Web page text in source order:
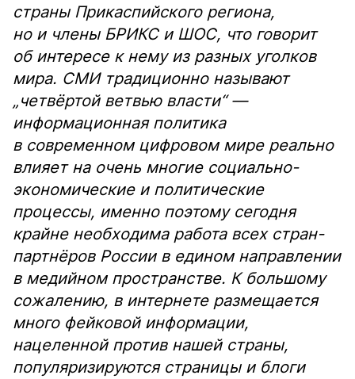
страны Прикаспийского региона,
но и члены БРИКС и ШОС, что говорит
об интересе к нему из разных уголков
мира. СМИ традиционно называют
„четвёртой ветвью власти“ —
информационная политика
в современном цифровом мире реально
влияет на очень многие социально-
экономические и политические
процессы, именно поэтому сегодня
крайне необходима работа всех стран-
партнёров России в едином направлении
в медийном пространстве. К большому
сожалению, в интернете размещается
много фейковой информации,
нацеленной против нашей страны,
популяризируются страницы и блоги